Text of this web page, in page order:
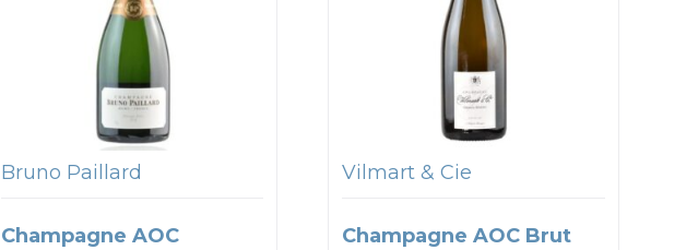
Bruno Paillard
Champagne AOC
Vilmart & Cie
Champagne AOC Brut